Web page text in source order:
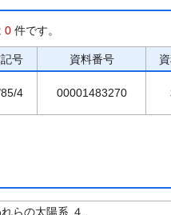
0 件です。
号 資料番号
4 00001483270
らの太陽系 ４,